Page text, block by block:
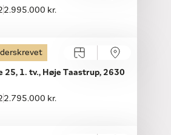
2.995.000 kr.
25, 1. tv., Høje Taastrup, 2630
2.795.000 kr.